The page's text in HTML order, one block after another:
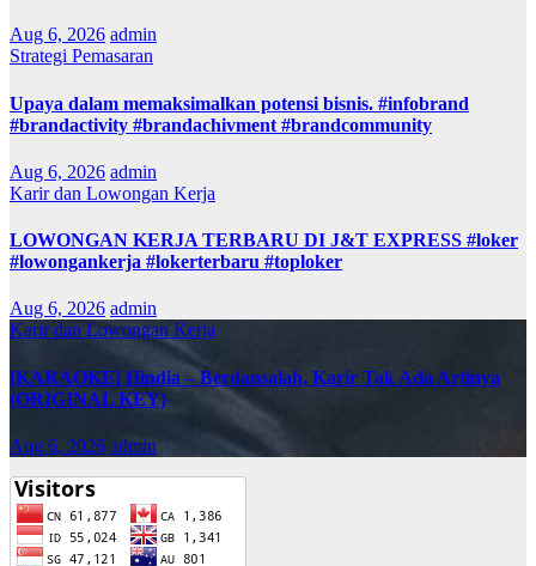
Aug 6, 2026 admin
Strategi Pemasaran
Upaya dalam memaksimalkan potensi bisnis. #infobrand
#brandactivity #brandachivment #brandcommunity
Aug 6, 2026 admin
Karir dan Lowongan Kerja
LOWONGAN KERJA TERBARU DI J&T EXPRESS #loker
#lowongankerja #lokerterbaru #toploker
Aug 6, 2026 admin
Karir dan Lowongan Kerja
[KARAOKE] Hindia – Berdansalah, Karir Tak Ada Artinya
(ORIGINAL KEY)
Aug 6, 2026 admin